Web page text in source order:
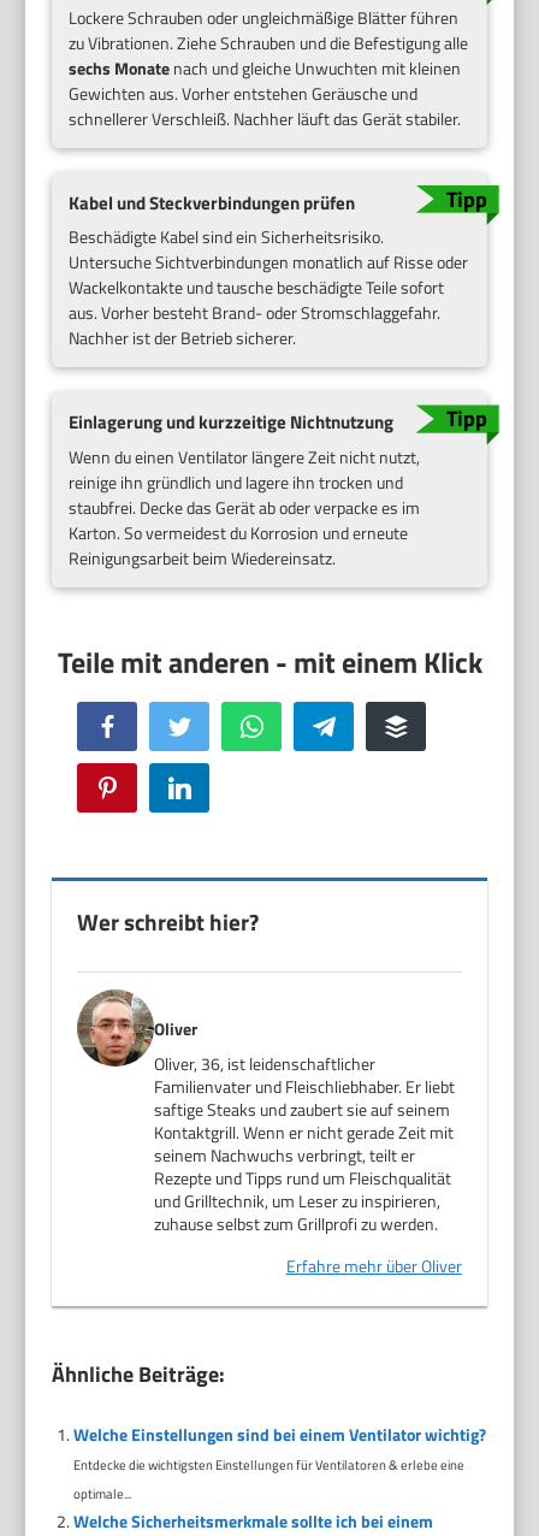
Lockere Schrauben oder ungleichmäßige Blätter führen
zu Vibrationen. Ziehe Schrauben und die Befestigung alle
sechs Monatenach und gleiche Unwuchten mit kleinen
Gewichten aus. Vorher entstehen Geräusche und
schnellerer Verschleiß. Nachher läuft das Gerät stabiler.
Kabel und Steckverbindungen prüfen
Beschädigte Kabel sind ein Sicherheitsrisiko.
Untersuche Sichtverbindungen monatlich auf Risse oder
Wackelkontakte und tausche beschädigte Teile sofort
aus. Vorher besteht Brand- oder Stromschlaggefahr.
Nachher ist der Betrieb sicherer.
Einlagerung und kurzzeitige Nichtnutzung
Wenn du einen Ventilator längere Zeit nicht nutzt,
reinige ihn gründlich und lagere ihn trocken und
staubfrei. Decke das Gerät ab oder verpacke es im
Karton. So vermeidest du Korrosion und erneute
Reinigungsarbeit beim Wiedereinsatz.
Facebook Twitter WhatsApp Telegram Buffer
Pinterest LinkedIn
Wer schreibt hier?
Oliver
Oliver, 36, ist leidenschaftlicher
Familienvater und Fleischliebhaber. Er liebt
saftige Steaks und zaubert sie auf seinem
Kontaktgrill. Wenn er nicht gerade Zeit mit
seinem Nachwuchs verbringt, teilt er
Rezepte und Tipps rund um Fleischqualität
und Grilltechnik, um Leser zu inspirieren,
zuhause selbst zum Grillprofi zu werden.
Erfahre mehr über Oliver
Ähnliche Beiträge:
Welche Einstellungen sind bei einem Ventilator wichtig?
Entdecke die wichtigsten Einstellungen für Ventilatoren & erlebe eine
optimale...
Welche Sicherheitsmerkmale sollte ich bei einem